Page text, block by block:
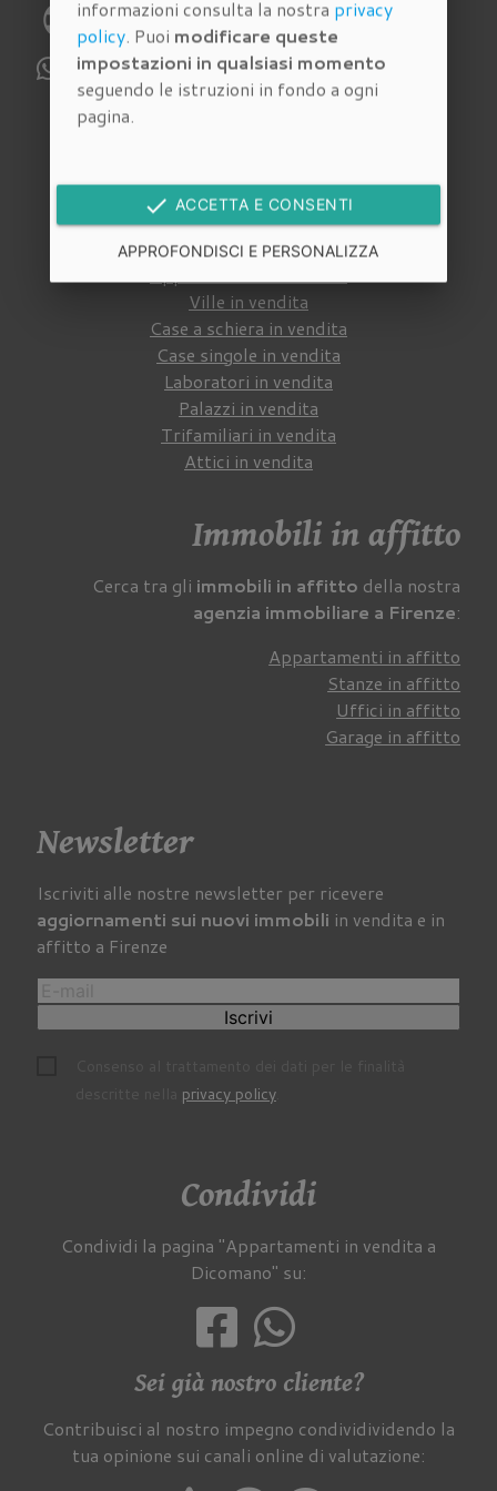
phone Telefono:055 4620186
WhatsApp:329 112 6159
Cerca tra gli immobili in venditadella nostra
agenzia immobiliare a Firenze:
Ville in vendita
Case a schiera in vendita
Case singole in vendita
Laboratori in vendita
Palazzi in vendita
Trifamiliari in vendita
Attici in vendita
Immobili in affitto
Cerca tra gli immobili in affitto della nostra
agenzia immobiliare a Firenze:
Appartamenti in affitto
Stanze in affitto
Uffici in affitto
Garage in affitto
Newsletter
Iscriviti alle nostre newsletter per ricevere
aggiornamenti sui nuovi immobili in vendita e in
affitto a Firenze
Iscrivi
privacy policy.
Condividi
Condividi la pagina "Appartamenti in vendita a
Dicomano" su:
Sei già nostro cliente?
Contribuisci al nostro impegno condividividendo la
tua opinione sui canali online di valutazione:
informazioni consulta la nostra privacy
policy. Puoi modificare queste
impostazioni in qualsiasi momento
seguendo le istruzioni in fondo a ogni
pagina.
done ACCETTA E CONSENTI
APPROFONDISCI E PERSONALIZZA